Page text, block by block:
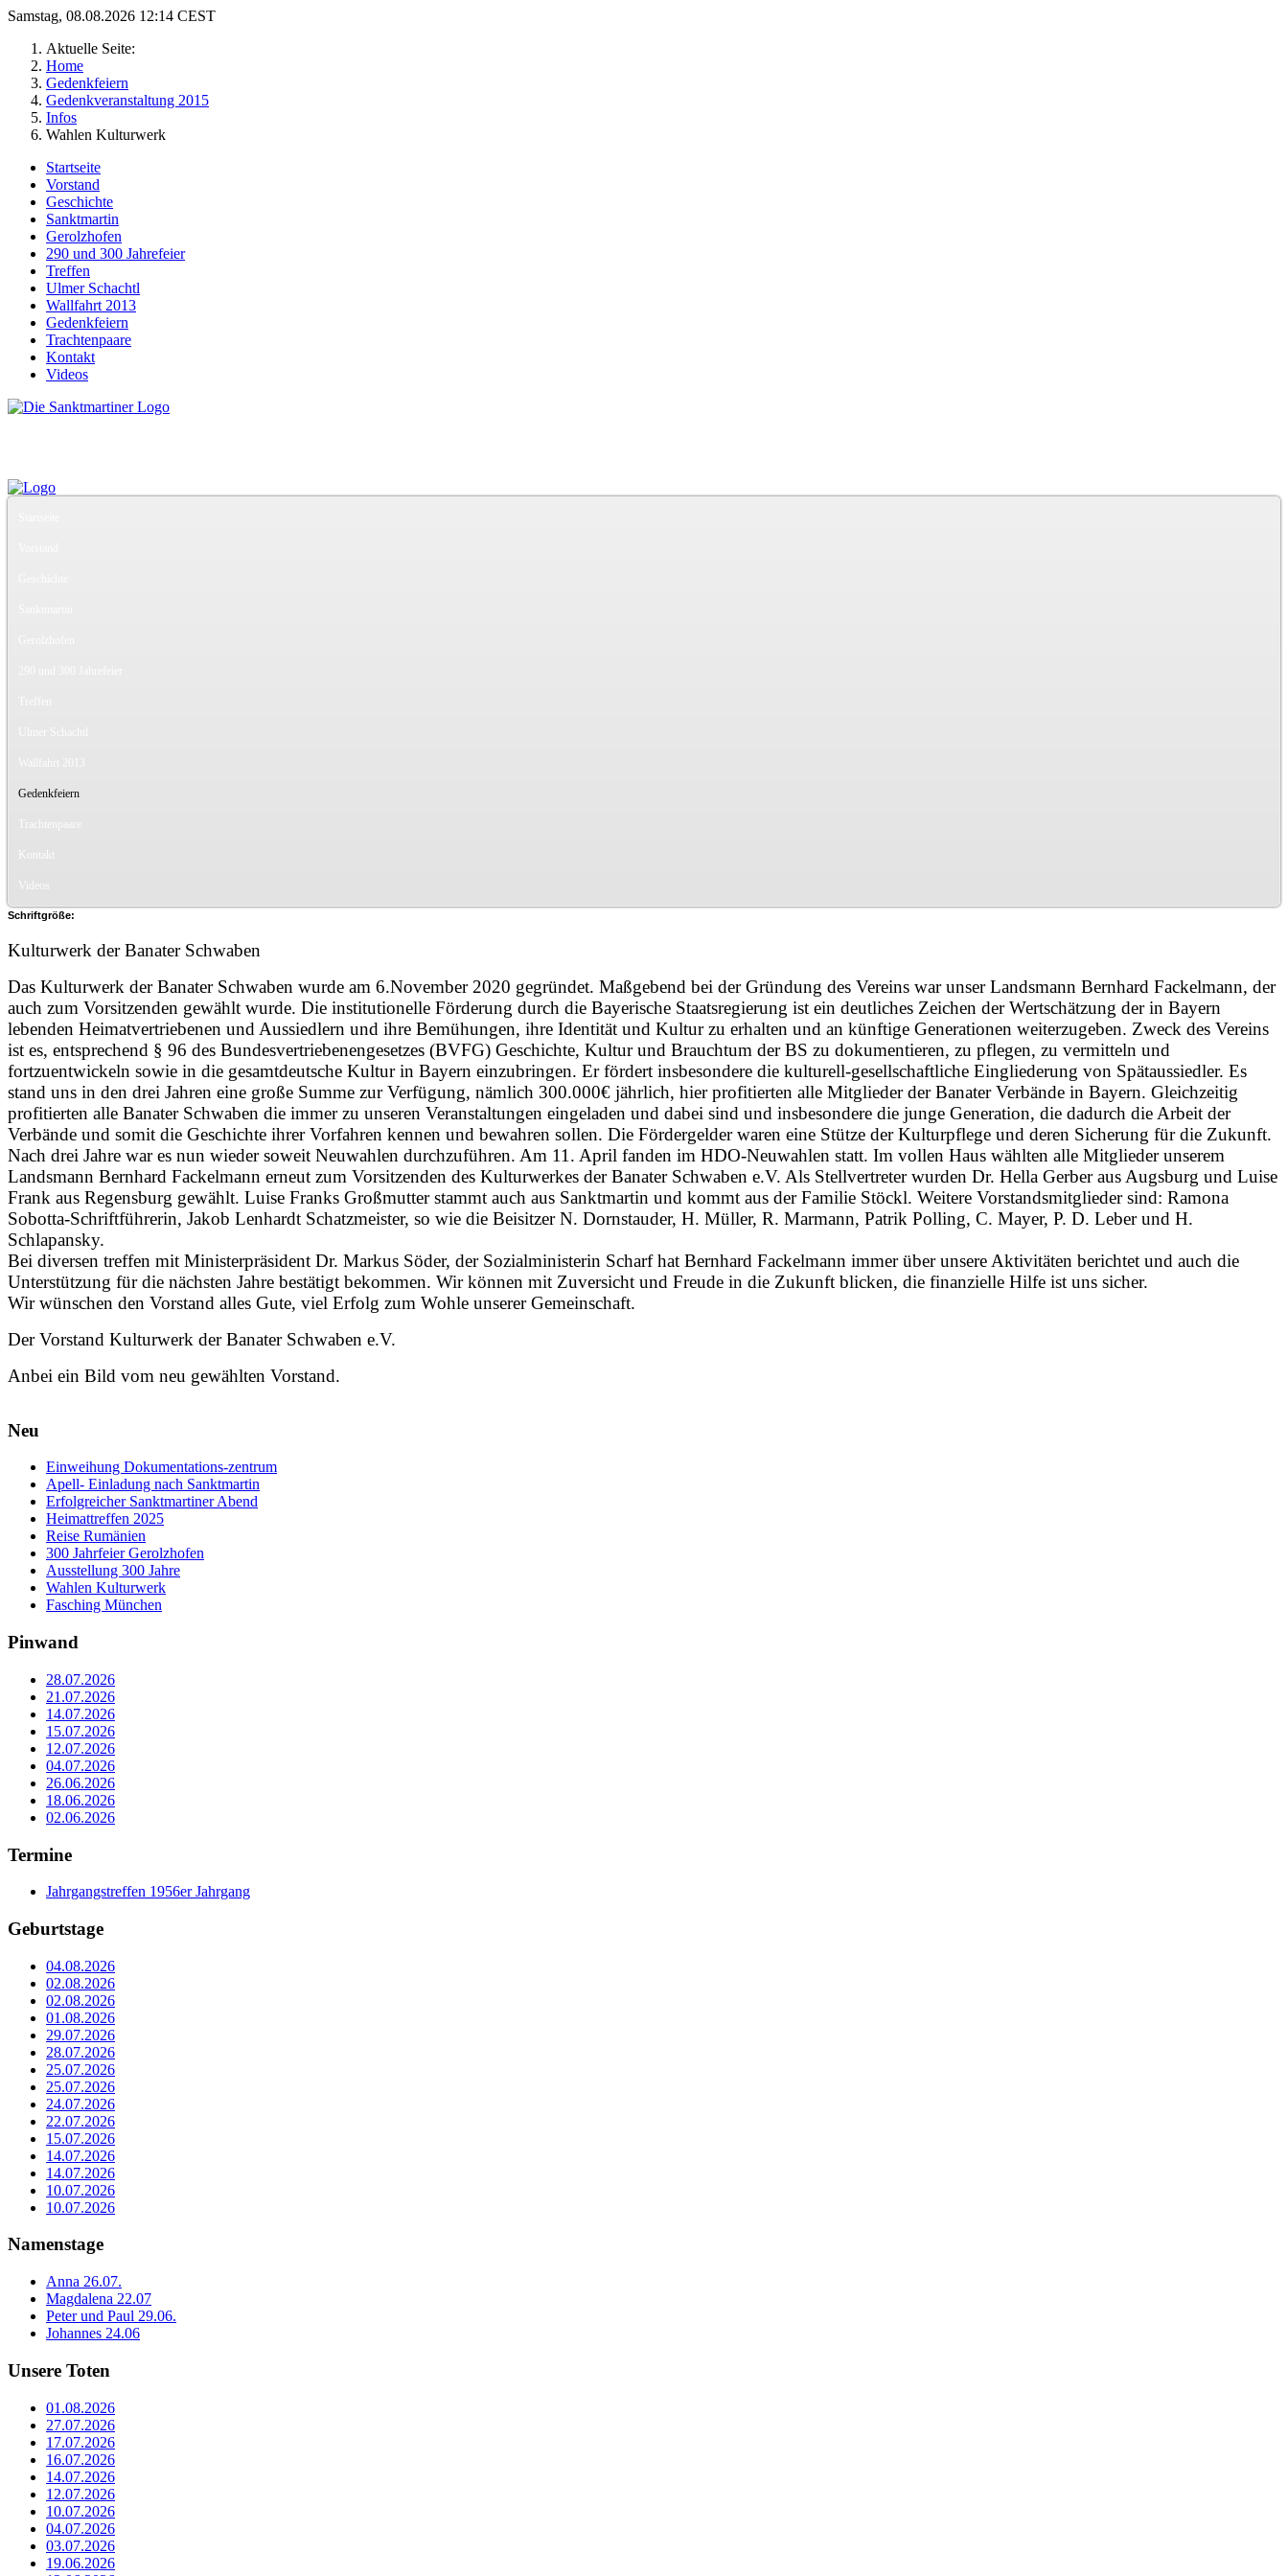
Samstag, 08.08.2026 12:14 CEST
Aktuelle Seite:
Home
Gedenkfeiern
Gedenkveranstaltung 2015
Infos
Wahlen Kulturwerk
Startseite
Vorstand
Geschichte
Sanktmartin
Gerolzhofen
290 und 300 Jahrefeier
Treffen
Ulmer Schachtl
Wallfahrt 2013
Gedenkfeiern
Trachtenpaare
Kontakt
Videos
Wallfahrt 2013
Gedenkfeiern
Trachtenpaare
Kontakt
Videos
Schriftgröße:
Kulturwerk der Banater Schwaben
Das Kulturwerk der Banater Schwaben wurde am 6.November 2020 gegründet. Maßgebend bei der Gründung des Vereins war unser Landsmann Bernhard Fackelmann, der
auch zum Vorsitzenden gewählt wurde. Die institutionelle Förderung durch die Bayerische Staatsregierung ist ein deutliches Zeichen der Wertschätzung der in Bayern
lebenden Heimatvertriebenen und Aussiedlern und ihre Bemühungen, ihre Identität und Kultur zu erhalten und an künftige Generationen weiterzugeben. Zweck des Vereins
ist es, entsprechend § 96 des Bundesvertriebenengesetzes (BVFG) Geschichte, Kultur und Brauchtum der BS zu dokumentieren, zu pflegen, zu vermitteln und
fortzuentwickeln sowie in die gesamtdeutsche Kultur in Bayern einzubringen. Er fördert insbesondere die kulturell-gesellschaftliche Eingliederung von Spätaussiedler. Es
stand uns in den drei Jahren eine große Summe zur Verfügung, nämlich 300.000€ jährlich, hier profitierten alle Mitglieder der Banater Verbände in Bayern. Gleichzeitig
profitierten alle Banater Schwaben die immer zu unseren Veranstaltungen eingeladen und dabei sind und insbesondere die junge Generation, die dadurch die Arbeit der
Verbände und somit die Geschichte ihrer Vorfahren kennen und bewahren sollen. Die Fördergelder waren eine Stütze der Kulturpflege und deren Sicherung für die Zukunft.
Nach drei Jahre war es nun wieder soweit Neuwahlen durchzuführen. Am 11. April fanden im HDO-Neuwahlen statt. Im vollen Haus wählten alle Mitglieder unserem
Landsmann Bernhard Fackelmann erneut zum Vorsitzenden des Kulturwerkes der Banater Schwaben e.V. Als Stellvertreter wurden Dr. Hella Gerber aus Augsburg und Luise
Frank aus Regensburg gewählt. Luise Franks Großmutter stammt auch aus Sanktmartin und kommt aus der Familie Stöckl. Weitere Vorstandsmitglieder sind: Ramona
Sobotta-Schriftführerin, Jakob Lenhardt Schatzmeister, so wie die Beisitzer N. Dornstauder, H. Müller, R. Marmann, Patrik Polling, C. Mayer, P. D. Leber und H.
Schlapansky.
Bei diversen treffen mit Ministerpräsident Dr. Markus Söder, der Sozialministerin Scharf hat Bernhard Fackelmann immer über unsere Aktivitäten berichtet und auch die
Unterstützung für die nächsten Jahre bestätigt bekommen. Wir können mit Zuversicht und Freude in die Zukunft blicken, die finanzielle Hilfe ist uns sicher.
Wir wünschen den Vorstand alles Gute, viel Erfolg zum Wohle unserer Gemeinschaft.
Der Vorstand Kulturwerk der Banater Schwaben e.V.
Anbei ein Bild vom neu gewählten Vorstand.
Neu
Einweihung Dokumentations-zentrum
Apell- Einladung nach Sanktmartin
Erfolgreicher Sanktmartiner Abend
Heimattreffen 2025
Reise Rumänien
300 Jahrfeier Gerolzhofen
Ausstellung 300 Jahre
Wahlen Kulturwerk
Fasching München
Pinwand
28.07.2026
21.07.2026
14.07.2026
15.07.2026
12.07.2026
04.07.2026
26.06.2026
18.06.2026
02.06.2026
Termine
Jahrgangstreffen 1956er Jahrgang
Geburtstage
04.08.2026
02.08.2026
02.08.2026
01.08.2026
29.07.2026
28.07.2026
25.07.2026
25.07.2026
24.07.2026
22.07.2026
15.07.2026
14.07.2026
14.07.2026
10.07.2026
10.07.2026
Namenstage
Anna 26.07.
Magdalena 22.07
Peter und Paul 29.06.
Johannes 24.06
Unsere Toten
01.08.2026
27.07.2026
17.07.2026
16.07.2026
14.07.2026
12.07.2026
10.07.2026
04.07.2026
03.07.2026
19.06.2026